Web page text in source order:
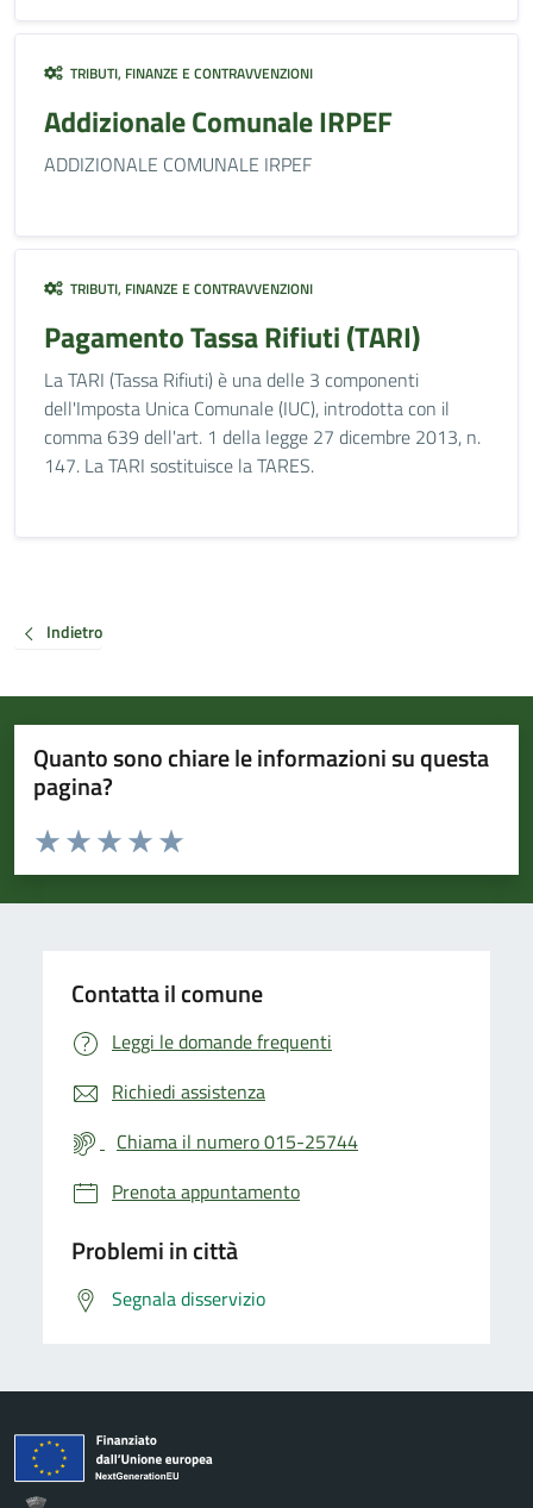
TRIBUTI, FINANZE E CONTRAVVENZIONI
Addizionale Comunale IRPEF
ADDIZIONALE COMUNALE IRPEF
TRIBUTI, FINANZE E CONTRAVVENZIONI
Pagamento Tassa Rifiuti (TARI)
La TARI (Tassa Rifiuti) è una delle 3 componenti
dell'Imposta Unica Comunale (IUC), introdotta con il
comma 639 dell'art. 1 della legge 27 dicembre 2013, n.
147. La TARI sostituisce la TARES.
Indietro
Quanto sono chiare le informazioni su questa
pagina?
Valuta da 1 a 5 stelle la pagina
Valuta 5 stelle su 5
Valuta 4 stelle su 5
Valuta 3 stelle su 5
Valuta 2 stelle su 5
Valuta 1 stelle su 5
Contatta il comune
Leggi le domande frequenti
Richiedi assistenza
Chiama il numero 015-25744
Prenota appuntamento
Problemi in città
Segnala disservizio